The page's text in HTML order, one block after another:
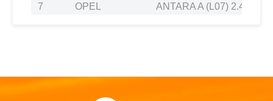
7
OPEL ANTARA A (L07) 2.4 4x4